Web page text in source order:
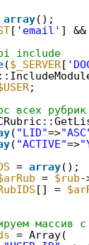
array();
[ 'email' ]
include
($_SERVER[
;
всех рубрик
( "LID"=>
( "ACTIVE"=>
= array();
= $rub-
[] =
массив с
= Array(